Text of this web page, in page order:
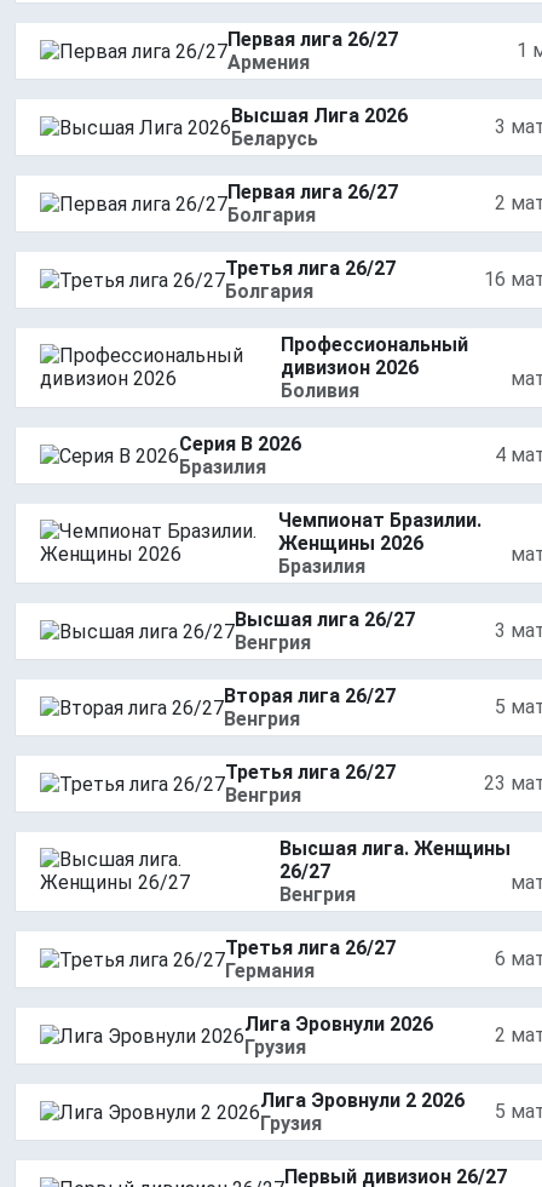
Первая лига 26/27
Армения
1
Высшая Лига 2026
Беларусь
3
Первая лига 26/27
Болгария
2
Третья лига 26/27
Болгария
16
Профессиональный
дивизион 2026
Боливия
Серия В 2026
Бразилия
4
Чемпионат Бразилии.
Женщины 2026
Бразилия
Высшая лига 26/27
Венгрия
3
Вторая лига 26/27
Венгрия
5
Третья лига 26/27
Венгрия
23
Высшая лига. Женщины
26/27
Венгрия
Третья лига 26/27
Германия
6
Лига Эровнули 2026
Грузия
2
Лига Эровнули 2 2026
Грузия
5
Первый дивизион 26/27